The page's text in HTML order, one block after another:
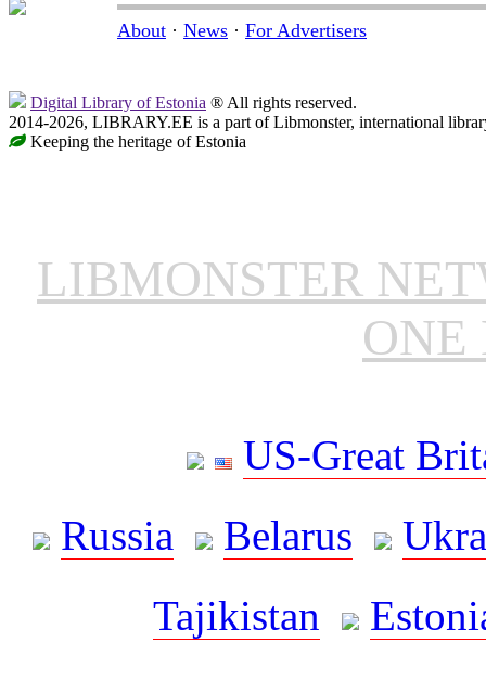
About · News · For Advertisers
Digital Library of Estonia ® All rights reserved.
2014-2026, LIBRARY.EE is a part of Libmonster, international
Keeping the heritage of Estonia
LIBMONSTER
ONE
US-Great
Russia
Belarus
Tajikistan